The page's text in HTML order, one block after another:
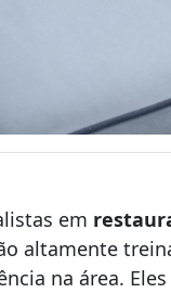
em
altamente
na área.